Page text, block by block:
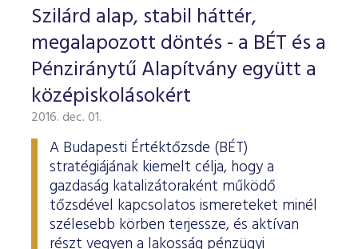
Szilárd alap, stabil háttér,
megalapozott döntés - a BÉT és a
Pénziránytű Alapítvány együtt a
középiskolásokért
2016. dec. 01.
A Budapesti Értéktőzsde (BÉT)
stratégiájának kiemelt célja, hogy a
gazdaság katalizátoraként működő
tőzsdével kapcsolatos ismereteket minél
szélesebb körben terjessze, és aktívan
részt vegyen a lakosság pénzügyi